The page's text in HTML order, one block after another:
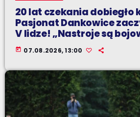
20 lat czekania dobiegło
Pasjonat Dankowice
V lidze! „Nastroje są
today 07.08.2026, 13:00